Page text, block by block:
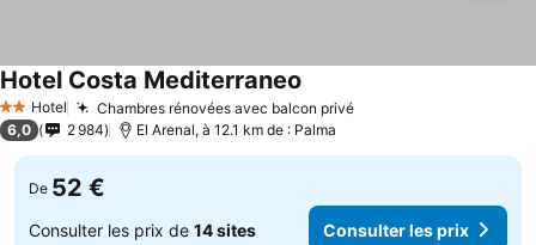
2 Étoiles
Hotel Chambres rénovées avec balcon privé
Hotel Costa Mediterraneo
6,0 2 984 El Arenal, à 12.1 km de : Palma
De 52 €
Consulter les prix de 14 sites Consulter les prix